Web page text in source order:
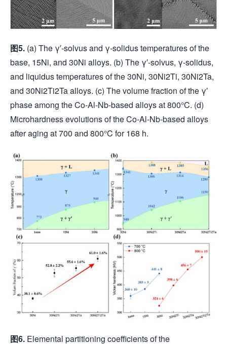
图5. (a) The γ′-solvus and γ-solidus temperatures of the
base, 15Ni, and 30Ni alloys. (b) The γ′-solvus, γ-solidus,
and liquidus temperatures of the 30Ni, 30Ni2Ti, 30Ni2Ta,
and 30Ni2Ti2Ta alloys. (c) The volume fraction of the γ′
phase among the Co-Al-Nb-based alloys at 800°C. (d)
Microhardness evolutions of the Co-Al-Nb-based alloys
after aging at 700 and 800°C for 168 h.
图6. Elemental partitioning coefficients of the